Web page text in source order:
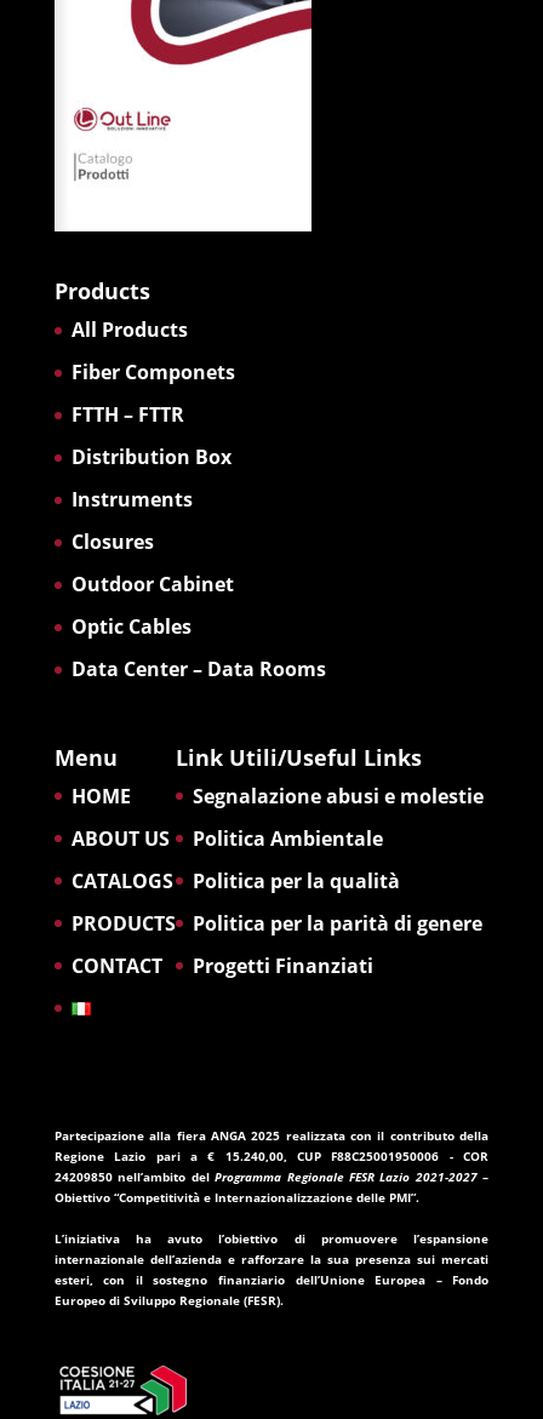
Products
All Products
Fiber Componets
FTTH – FTTR
Distribution Box
Instruments
Closures
Outdoor Cabinet
Optic Cables
Data Center – Data Rooms
Menu
HOME
ABOUT US
CATALOGS
PRODUCTS
CONTACT
Link Utili/Useful Links
Segnalazione abusi e molestie
Politica Ambientale
Politica per la qualità
Politica per la parità di genere
Progetti Finanziati
Partecipazione alla fiera ANGA 2025 realizzata con il contributo della
Regione Lazio pari a€ 15.240,00, CUPF88C25001950006 - COR
24209850nell’ambito delProgramma Regionale FESR Lazio 2021-2027–
Obiettivo “Competitività e Internazionalizzazione delle PMI”.
L’iniziativa ha avuto l’obiettivo di promuovere l’espansione
internazionale dell’azienda e rafforzare la sua presenza sui mercati
esteri, con il sostegno finanziario dell’Unione Europea – Fondo
Europeo di Sviluppo Regionale (FESR).